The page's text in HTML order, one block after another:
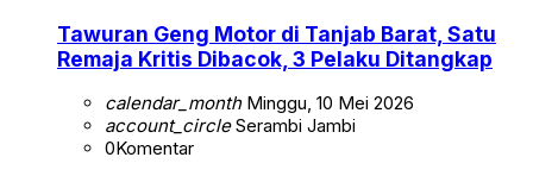
Tawuran Geng Motor di Tanjab Barat, Satu
Remaja Kritis Dibacok, 3 Pelaku Ditangkap
calendar_monthMinggu, 10 Mei 2026
account_circleSerambi Jambi
0Komentar